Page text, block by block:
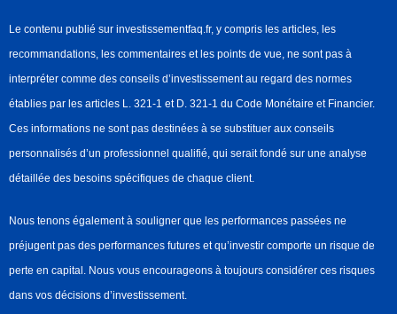
Le contenu publié sur investissementfaq.fr, y compris les articles, les
recommandations, les commentaires et les points de vue, ne sont pas à
interpréter comme des conseils d’investissement au regard des normes
établies par les articles L. 321-1 et D. 321-1 du Code Monétaire et Financier.
Ces informations ne sont pas destinées à se substituer aux conseils
personnalisés d’un professionnel qualifié, qui serait fondé sur une analyse
détaillée des besoins spécifiques de chaque client.
Nous tenons également à souligner que les performances passées ne
préjugent pas des performances futures et qu’investir comporte un risque de
perte en capital. Nous vous encourageons à toujours considérer ces risques
dans vos décisions d’investissement.